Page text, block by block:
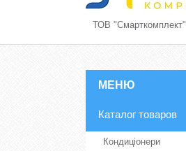
ТОВ "Смарткомплект"
Каталог товаров
Кондиціонери